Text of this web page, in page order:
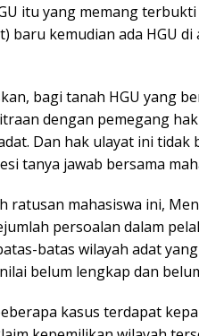
itu yang memang
baru kemudian ada HGU
bagi tanah HGU yang
dengan pemegang hak
Dan hak ulayat ini tidak
tanya jawab bersama
ratusan mahasiswa ini,
persoalan dalam
batas wilayah adat
belum lengkap dan
kasus terdapat